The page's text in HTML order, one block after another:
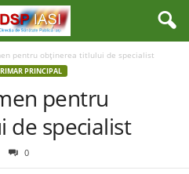
pentru obţinerea titlului de specialist
PRINCIPAL
pentru
de specialist
0